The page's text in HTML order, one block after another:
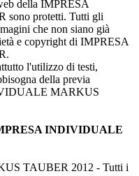
della IMPRESA
protetti. Tutti gli
che non siano già
e copyright di IMPRESA
l'utilizzo di testi,
della previa
MARKUS
INDIVIDUALE
TAUBER 2012 - Tutti i